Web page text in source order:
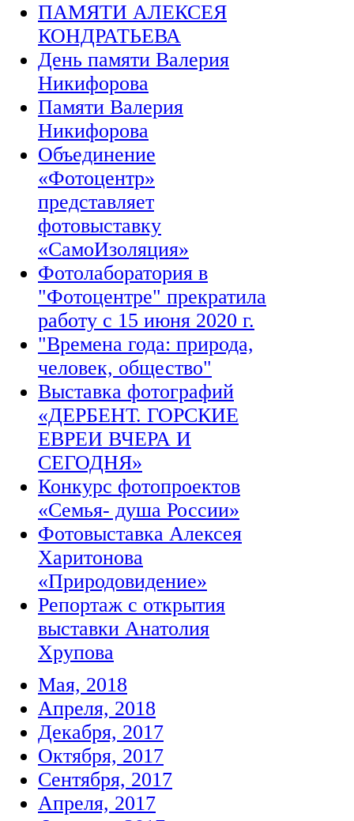
ПАМЯТИ АЛЕКСЕЯ
КОНДРАТЬЕВА
День памяти Валерия
Никифорова
Памяти Валерия
Никифорова
Объединение
«Фотоцентр»
представляет
фотовыставку
«СамоИзоляция»
Фотолаборатория в
"Фотоцентре" прекратила
работу с 15 июня 2020 г.
"Времена года: природа,
человек, общество"
Выставка фотографий
«ДЕРБЕНТ. ГОРСКИЕ
ЕВРЕИ ВЧЕРА И
СЕГОДНЯ»
Конкурс фотопроектов
«Семья- душа России»
Фотовыставка Алексея
Харитонова
«Природовидение»
Репортаж с открытия
выставки Анатолия
Хрупова
Мая, 2018
Апреля, 2018
Декабря, 2017
Октября, 2017
Сентября, 2017
Апреля, 2017